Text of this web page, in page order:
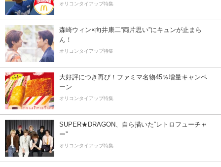
オリコンタイアップ特集
森崎ウィン×向井康二“両片思い”にキュンが止まら
ん！
オリコンタイアップ特集
大好評につき再び！ファミマ名物45％増量キャンペ
ーン
オリコンタイアップ特集
SUPER★DRAGON、自ら描いた”レトロフューチャ
ー”
オリコンタイアップ特集